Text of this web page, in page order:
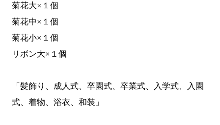
菊花大×１個
菊花中×１個
菊花小×１個
リボン大×１個
「髪飾り、成人式、卒園式、卒業式、入学式、入園
式、着物、浴衣、和装」